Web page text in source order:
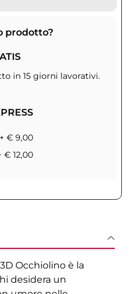
prodotto?
in 15 giorni lavorativi.
+ € 9,00
€ 12,00
Occhiolino è la
desidera un